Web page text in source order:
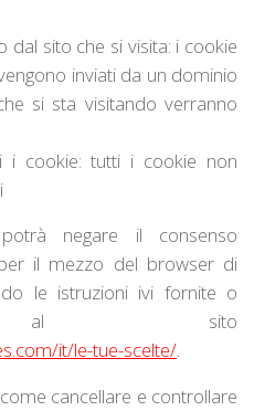
dal sito che si visita: i cookie
inviati da un dominio
si sta visitando verranno
i cookie: tutti i cookie non
negare il consenso
il mezzo del browser di
le istruzioni ivi fornite o
al sito
it/le-tue-scelte/
cancellare e controllare